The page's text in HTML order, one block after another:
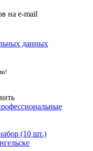
на e-mail
данных